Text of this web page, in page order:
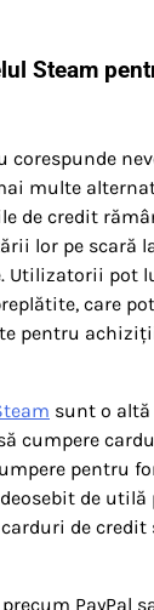
Steam
corespunde
multe
de credit
lor pe scară
Utilizatorii pot
care
pentru
sunt o
cumpere
pentru
de utilă
de
PayPal